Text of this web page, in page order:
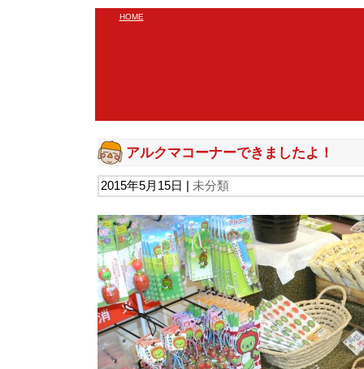
HOME
アルクマコーナーできましたよ！
2015年5月15日 | 未分類